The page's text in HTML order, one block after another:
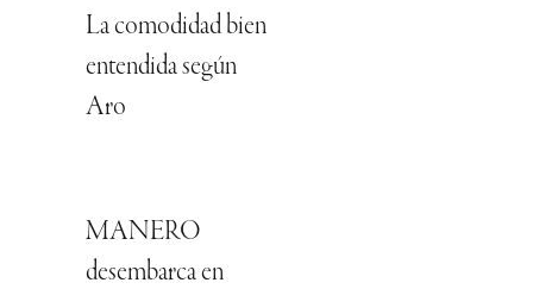
La comodidad bien
entendida según
Aro
MANERO
desembarca en